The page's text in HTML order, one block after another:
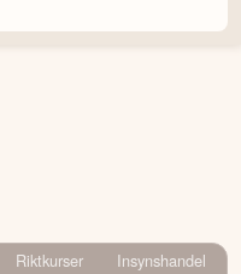
Riktkurser
Insynshandel